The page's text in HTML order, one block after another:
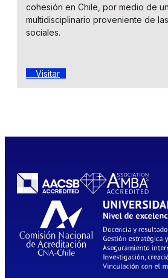
cohesión en Chile, por medio de
multidisciplinario proveniente de
sociales.
Visitar